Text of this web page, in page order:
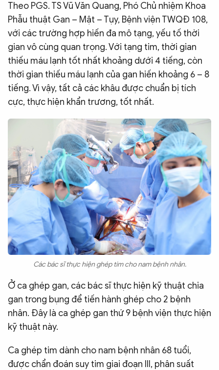
Theo PGS. TS Vũ Văn Quang, Phó Chủ nhiệm Khoa
Phẫu thuật Gan – Mật – Tụy, Bệnh viện TWQĐ 108,
với các trường hợp hiến đa mô tạng, yếu tố thời
gian vô cùng quan trọng. Với tạng tim, thời gian
thiếu máu lạnh tốt nhất khoảng dưới 4 tiếng, còn
thời gian thiếu máu lạnh của gan hiến khoảng 6 – 8
tiếng. Vì vậy, tất cả các khâu được chuẩn bị tích
cực, thực hiện khẩn trương, tốt nhất.
Các bác sĩ thực hiện ghép tim cho nam bệnh nhân.
Ở ca ghép gan, các bác sĩ thực hiện kỹ thuật chia
gan trong bụng để tiến hành ghép cho 2 bệnh
nhân. Đây là ca ghép gan thứ 9 bệnh viện thực hiện
kỹ thuật này.
Ca ghép tim dành cho nam bệnh nhân 68 tuổi,
được chẩn đoán suy tim giai đoạn III, phân suất